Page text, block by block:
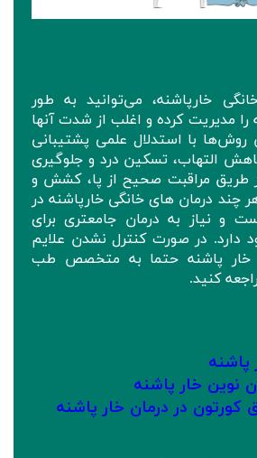
خارپاشنه، می‌توانید به طور
را مدیریت کرده و اغلب از شدت آنها
روش‌ها با استدلال علمی پشتیبانی
التهاب، تسکین درد و جلوگیری
طریق مراقبت صحیح از پا، کشش و
چند درمان های خانگی خارپاشنه در
و نیاز به درمان جامعتری برای
دارد. در صورت کنترل نشدن علایم
خار پاشنه حتما به متخصص طب
کنید.
نوین خار پاشنه
کورتون در درمان خار پاشنه